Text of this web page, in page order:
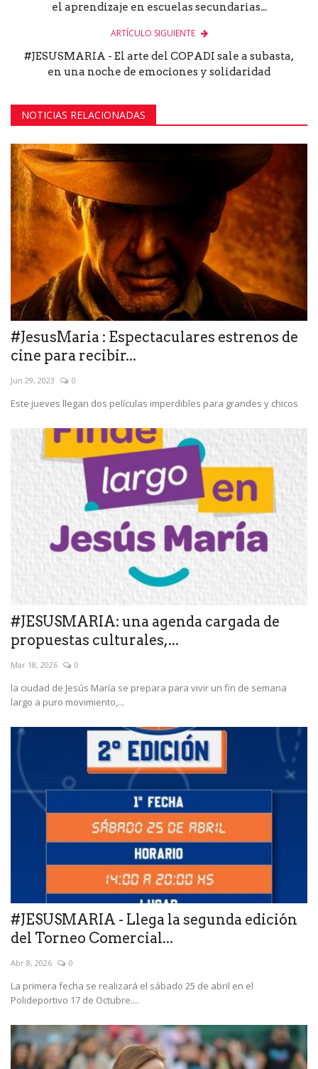
el aprendizaje en escuelas secundarias...
ARTÍCULO SIGUIENTE
#JESUSMARIA - El arte del COPADI sale a subasta,
en una noche de emociones y solidaridad
NOTICIAS RELACIONADAS
#JesusMaria : Espectaculares estrenos de
cine para recibir...
Jun 29, 2023 0
Este jueves llegan dos películas imperdibles para grandes y chicos
#JESUSMARIA: una agenda cargada de
propuestas culturales,...
Mar 18, 2026 0
la ciudad de Jesús María se prepara para vivir un fin de semana
largo a puro movimiento,...
#JESUSMARIA - Llega la segunda edición
del Torneo Comercial...
Abr 8, 2026 0
La primera fecha se realizará el sábado 25 de abril en el
Polideportivo 17 de Octubre....